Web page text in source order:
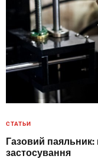
СТАТЬИ
Газовий паяльник:
застосування